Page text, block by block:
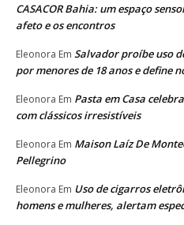
CASACOR Bahia: um espaço
afeto e os encontros
Eleonora Em Salvador proíbe uso
por menores de 18 anos e define
Eleonora Em Pasta em Casa
com clássicos irresistíveis
Eleonora Em Maison Laíz De
Pellegrino
Eleonora Em Uso de cigarros
homens e mulheres, alertam